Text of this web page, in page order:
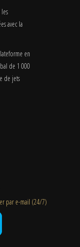
avec la
en
de 1 000
de jets
par e-mail (24/7)